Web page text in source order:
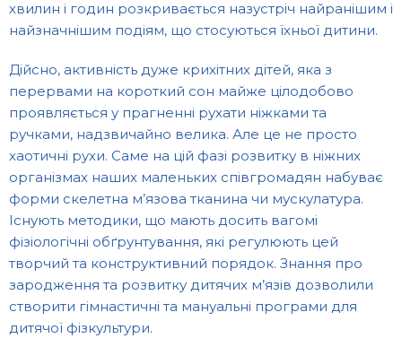
хвилин і годин розкривається назустріч найранішим і
найзначнішим подіям, що стосуються їхньої дитини.
Дійсно, активність дуже крихітних дітей, яка з
перервами на короткий сон майже цілодобово
проявляється у прагненні рухати ніжками та
ручками, надзвичайно велика. Але це не просто
хаотичні рухи. Саме на цій фазі розвитку в ніжних
організмах наших маленьких співгромадян набуває
форми скелетна м’язова тканина чи мускулатура.
Існують методики, що мають досить вагомі
фізіологічні обґрунтування, які регулюють цей
творчий та конструктивний порядок. Знання про
зародження та розвитку дитячих м’язів дозволили
створити гімнастичні та мануальні програми для
дитячої фізкультури.